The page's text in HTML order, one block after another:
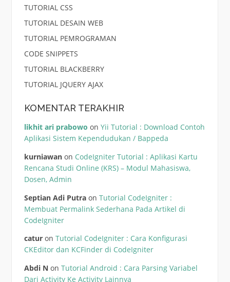
TUTORIAL CSS
TUTORIAL DESAIN WEB
TUTORIAL PEMROGRAMAN
CODE SNIPPETS
TUTORIAL BLACKBERRY
TUTORIAL JQUERY AJAX
KOMENTAR TERAKHIR
likhit ari prabowo on Yii Tutorial : Download Contoh
Aplikasi Sistem Kependudukan / Bappeda
kurniawanon CodeIgniter Tutorial : Aplikasi Kartu
Rencana Studi Online (KRS) – Modul Mahasiswa,
Dosen, Admin
Septian Adi Putraon Tutorial CodeIgniter :
Membuat Permalink Sederhana Pada Artikel di
CodeIgniter
caturon Tutorial CodeIgniter : Cara Konfigurasi
CKEditor dan KCFinder di CodeIgniter
Abdi N on Tutorial Android : Cara Parsing Variabel
Dari Activity Ke Activity Lainnya